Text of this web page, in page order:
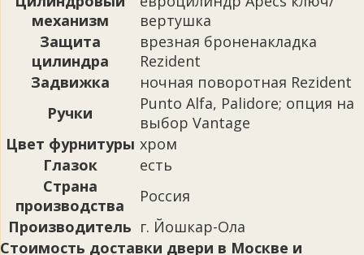
механизм
вертушка
Защита
цилиндра
врезная броненакладка
Rezident
Задвижка
ночная поворотная Rezident
Ручки
Punto Alfa, Palidore; опция на
выбор Vantage
Цвет фурнитуры хром
Глазок
есть
Страна
производства
Россия
Производитель г. Йошкар-Ола
Стоимость доставки двери в Москве и